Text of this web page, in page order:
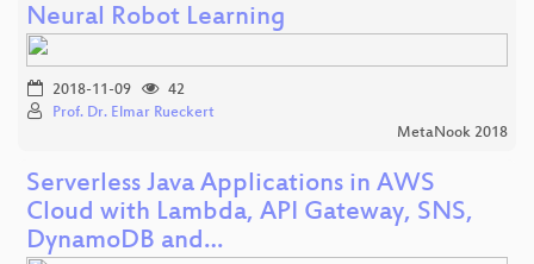
Neural Robot Learning
2018-11-09
42
Prof. Dr. Elmar Rueckert
MetaNook 2018
Serverless Java Applications in AWS
Cloud with Lambda, API Gateway, SNS,
DynamoDB and…